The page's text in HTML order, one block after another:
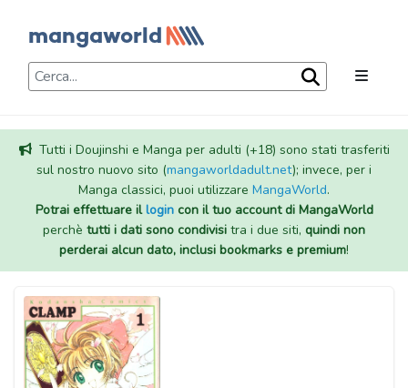
Tutti i Doujinshi e Manga per adulti (+18) sono stati trasferiti
sul nostro nuovo sito (mangaworldadult.net); invece, per i
Manga classici, puoi utilizzare MangaWorld.
Potrai effettuare illogincon il tuo account di MangaWorld
perchè tutti i dati sono condivisi tra i due siti, quindi non
perderai alcun dato, inclusi bookmarks e premium!